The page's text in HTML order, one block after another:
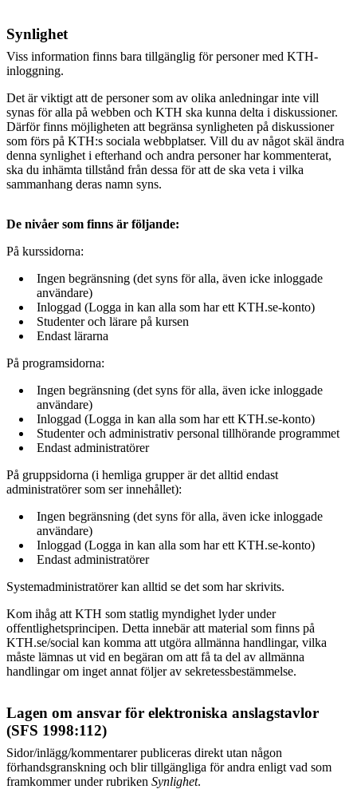
Synlighet
Viss information finns bara tillgänglig för personer med KTH-
inloggning.
Det är viktigt att de personer som av olika anledningar inte vill
synas för alla på webben och KTH ska kunna delta i diskussioner.
Därför finns möjligheten att begränsa synligheten på diskussioner
som förs på KTH:s sociala webbplatser. Vill du av något skäl ändra
denna synlighet i efterhand och andra personer har kommenterat,
ska du inhämta tillstånd från dessa för att de ska veta i vilka
sammanhang deras namn syns.
De nivåer som finns är följande:
På kurssidorna:
Ingen begränsning (det syns för alla, även icke inloggade
användare)
Inloggad (Logga in kan alla som har ett KTH.se-konto)
Studenter och lärare på kursen
Endast lärarna
På programsidorna:
Ingen begränsning (det syns för alla, även icke inloggade
användare)
Inloggad (Logga in kan alla som har ett KTH.se-konto)
Studenter och administrativ personal tillhörande programmet
Endast administratörer
På gruppsidorna (i hemliga grupper är det alltid endast
administratörer som ser innehållet):
Ingen begränsning (det syns för alla, även icke inloggade
användare)
Inloggad (Logga in kan alla som har ett KTH.se-konto)
Endast administratörer
Systemadministratörer kan alltid se det som har skrivits.
Kom ihåg att KTH som statlig myndighet lyder under
offentlighetsprincipen. Detta innebär att material som finns på
KTH.se/social kan komma att utgöra allmänna handlingar, vilka
måste lämnas ut vid en begäran om att få ta del av allmänna
handlingar om inget annat följer av sekretessbestämmelse.
Lagen om ansvar för elektroniska anslagstavlor
(SFS 1998:112)
Sidor/inlägg/kommentarer publiceras direkt utan någon
förhandsgranskning och blir tillgängliga för andra enligt vad som
framkommer under rubriken Synlighet.